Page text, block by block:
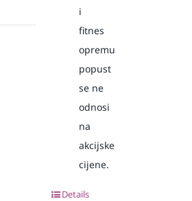
i
fitnes
opremu
popust
se ne
odnosi
na
akcijske
cijene.
Details